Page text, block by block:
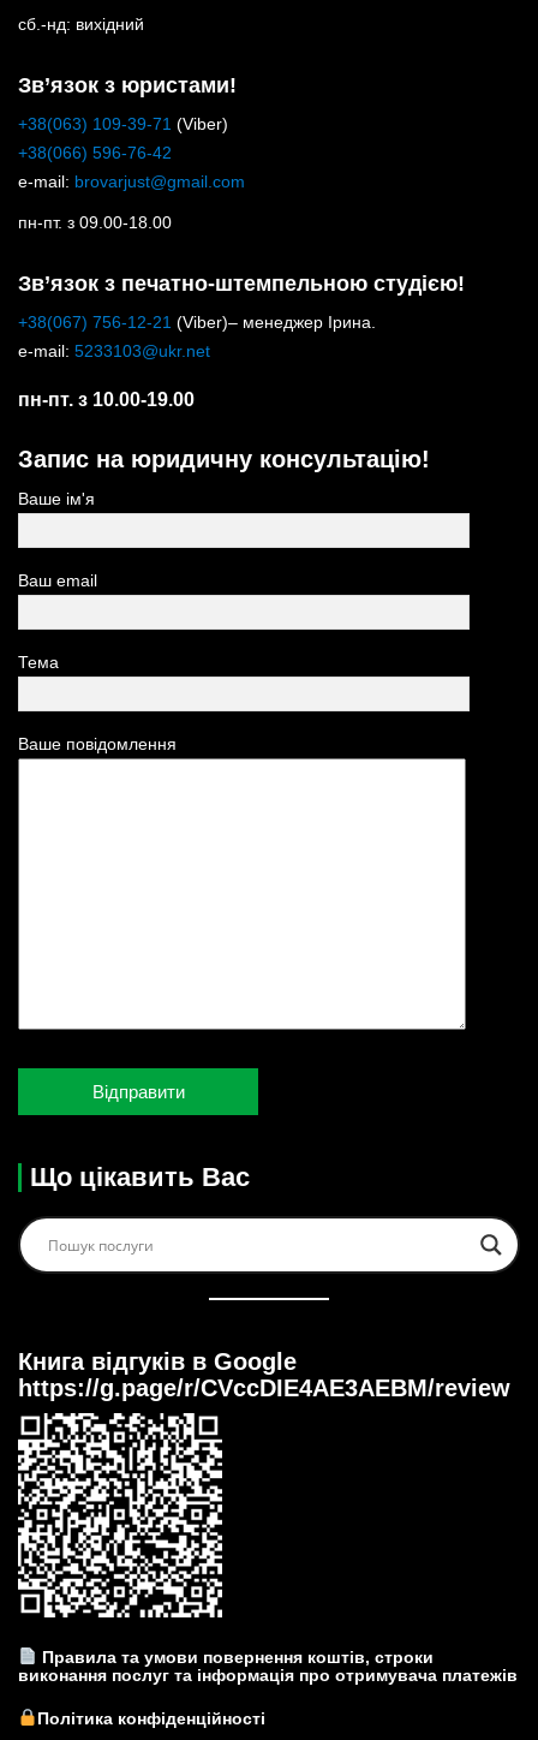
сб.-нд: вихідний
Зв’язок з юристами!
+38(063) 109-39-71 (Viber)
+38(066) 596-76-42
e-mail: brovarjust@gmail.com
пн-пт. з 09.00-18.00
Зв’язок з печатно-штемпельною студією!
+38(067) 756-12-21 (Viber)– менеджер Ірина.
e-mail: 5233103@ukr.net
пн-пт. з 10.00-19.00
Запис на юридичну консультацію!
Ваше ім'я
Ваш email
Тема
Ваше повідомлення
Що цікавить Вас
Книга відгуків в Google
https://g.page/r/CVccDIE4AE3AEBM/review
Правила та умови повернення коштів, строки
виконання послуг та інформація про отримувача платежів
Політика конфіденційності